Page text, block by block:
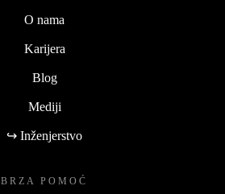
O nama
Karijera
Blog
Mediji
↪ Inženjerstvo
BRZA POMOĆ